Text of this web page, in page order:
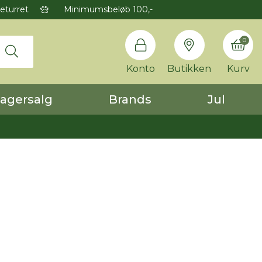
Minimumsbeløb 100,-
Konto Butikken Kurv
0
Brands Jul